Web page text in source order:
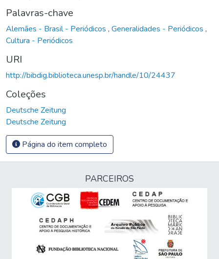
Palavras-chave
Alemães - Brasil - Periódicos , Generalidades - Periódicos ,
Cultura - Periódicos
URI
http://bibdig.biblioteca.unesp.br/handle/10/24437
Coleções
Deutsche Zeitung
Deutsche Zeitung
Página do item completo
PARCEIROS